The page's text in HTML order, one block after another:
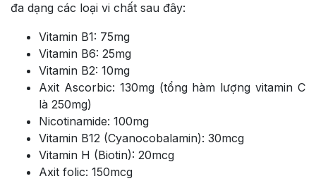
đa dạng các loại vi chất sau đây:
Vitamin B1: 75mg
Vitamin B6: 25mg
Vitamin B2: 10mg
Axit Ascorbic: 130mg (tổng hàm lượng vitamin C
là 250mg)
Nicotinamide: 100mg
Vitamin B12 (Cyanocobalamin): 30mcg
Vitamin H (Biotin): 20mcg
Axit folic: 150mcg